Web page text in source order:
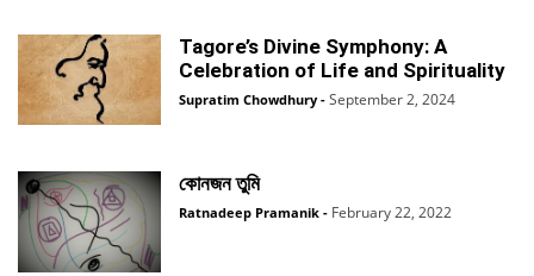
Tagore’s Divine Symphony: A
Celebration of Life and Spirituality
Supratim Chowdhury - September 2, 2024
কোনজন তুমি
Ratnadeep Pramanik - February 22, 2022